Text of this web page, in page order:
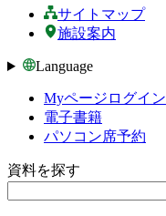
サイトマップ
施設案内
Language
Myページログイン
電子書籍
パソコン席予約
資料を探す